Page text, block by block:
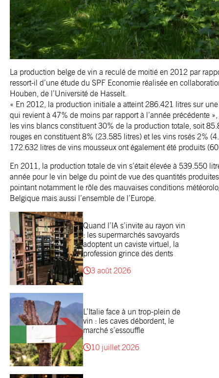
La production belge de vin a reculé de moitié en 2012 par
ressort-il d’une étude du SPF Economie réalisée en
Houben, de l’Université de Hasselt.
« En 2012, la production initiale a atteint 286.421 litres sur
qui revient à 47% de moins par rapport à l’année précédente
les vins blancs constituent 30% de la production totale, soit
rouges en constituent 8% (23.585 litres) et les vins rosés 2%
172.632 litres de vins mousseux ont également été produits
En 2011, la production totale de vin s’était élevée à 539.550
année pour le vin belge du point de vue des quantités
pointant notamment le rôle des mauvaises conditions
Belgique mais aussi l’ensemble de l’Europe.
Quand l’IA s’invite au rayon vin
: les supermarchés savoyards
adoptent un caviste virtuel, la
profession grince des dents
3 août 2026
L’Italie face à un trop-plein de
vin : les caves débordent, le
marché s’essouffle
10 juillet 2026